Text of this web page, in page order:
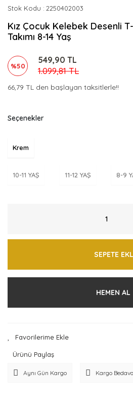
Stok Kodu 2250402003
Kız Çocuk Kelebek Desenli
Takımı 8-14 Yaş
%50
549,90 TL
1.099,81 TL
66,79 TL den başlayan taksitlerle!!
Seçenekler
Krem
10-11 YAŞ 11-12 YAŞ 8-9
SEPETE
HEMEN AL
Ürünü Paylaş
Aynı Gün Kargo Kargo Bedava